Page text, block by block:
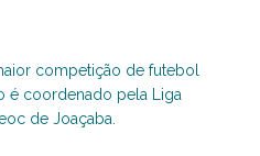
competição de futebol
é coordenado pela Liga
de Joaçaba.